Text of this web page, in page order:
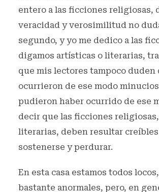
entero a las ficciones religiosas,
veracidad y verosimilitud no
segundo, y yo me dedico a las
digamos artísticas o literarias,
que mis lectores tampoco duden
ocurrieron de ese modo
pudieron haber ocurrido de ese
decir que las ficciones religiosas,
literarias, deben resultar creíbles
sostenerse y perdurar.
En esta casa estamos todos
bastante anormales, pero, en